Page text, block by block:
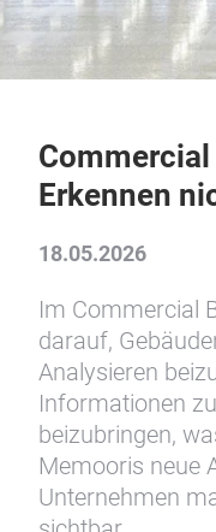
Erkennen
18.05.2026
Im Commercial
darauf,
Analysieren
Informationen
beizubringen,
Memooris neue
Unternehmen